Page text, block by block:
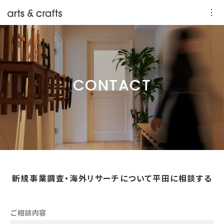
CONTACT
新規事業調査・海外リサーチについて平田に相談する
ご相談内容